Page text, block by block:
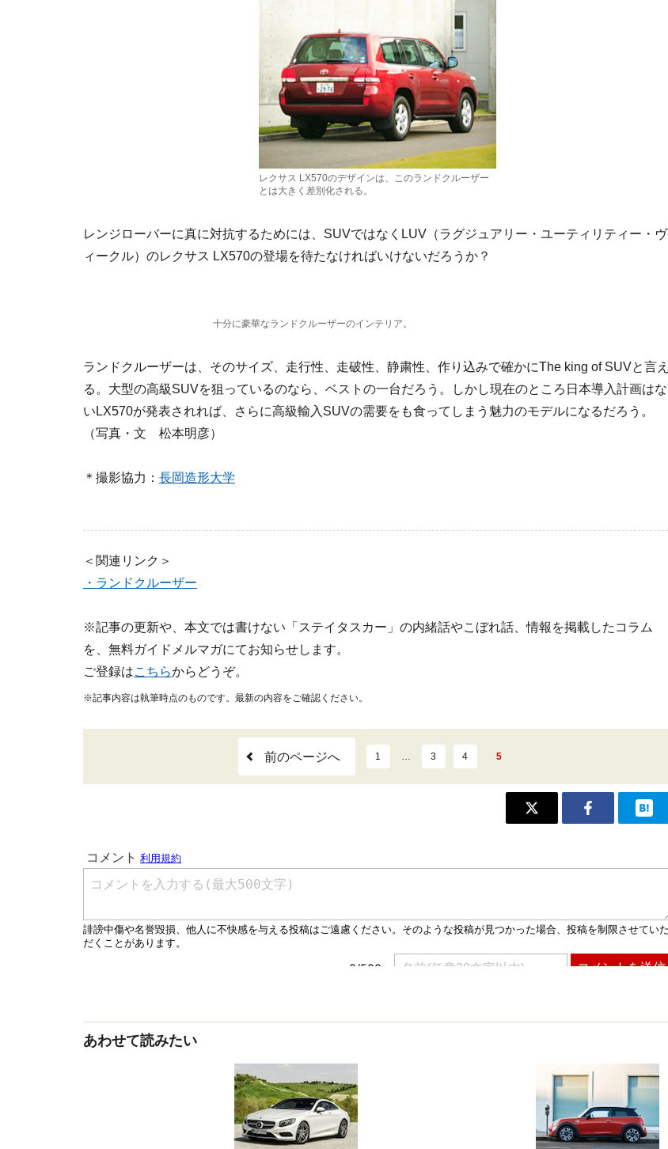
レクサス LX570のデザインは、このランドクルーザー
とは大きく差別化される。
レンジローバーに真に対抗するためには、SUVではなくLUV（ラグジュアリー・ユーティリティー・ヴ
ィークル）のレクサス LX570の登場を待たなければいけないだろうか？
十分に豪華なランドクルーザーのインテリア。
ランドクルーザーは、そのサイズ、走行性、走破性、静粛性、作り込みで確かにThe king of SUVと言え
る。大型の高級SUVを狙っているのなら、ベストの一台だろう。しかし現在のところ日本導入計画はな
いLX570が発表されれば、さらに高級輸入SUVの需要をも食ってしまう魅力のモデルになるだろう。
（写真・文 松本明彦）
＊撮影協力： 長岡造形大学
＜関連リンク＞
・ランドクルーザー
※記事の更新や、本文では書けない「ステイタスカー」の内緒話やこぼれ話、情報を掲載したコラム
を、無料ガイドメルマガにてお知らせします。
ご登録はこちらからどうぞ。
※記事内容は執筆時点のものです。最新の内容をご確認ください。
前のページへ 1 … 3 4 5
あわせて読みたい